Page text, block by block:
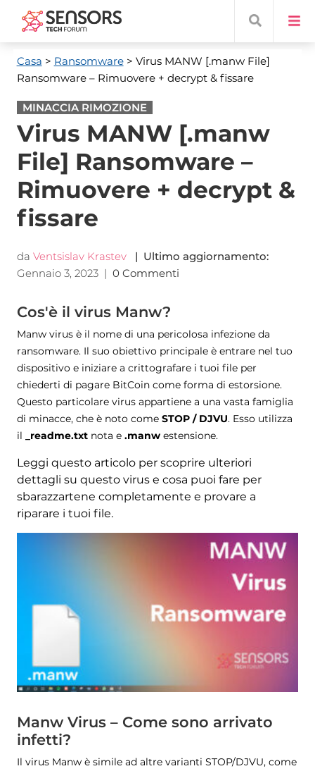
Casa > Ransomware> Virus MANW [.manw File]
Ransomware – Rimuovere + decrypt & fissare
MINACCIA RIMOZIONE
Virus MANW [.manw
File] Ransomware –
Rimuovere + decrypt &
fissare
da Ventsislav Krastev
| Ultimo aggiornamento:
Gennaio 3, 2023| 0 Commenti
Cos'è il virus Manw?
Manw virus è il nome di una pericolosa infezione da
ransomware. Il suo obiettivo principale è entrare nel tuo
dispositivo e iniziare a crittografare i tuoi file per
chiederti di pagare BitCoin come forma di estorsione.
Questo particolare virus appartiene a una vasta famiglia
di minacce, che è noto come STOP / DJVU. Esso utilizza
il
_readme.txtnota e .manwestensione.
Leggi questo articolo per scoprire ulteriori
dettagli su questo virus e cosa puoi fare per
sbarazzartene completamente e provare a
riparare i tuoi file.
Manw Virus – Come sono arrivato
infetti?
Il virus Manw è simile ad altre varianti STOP/DJVU, come